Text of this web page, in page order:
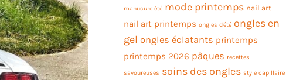
manucure été mode printemps nail art
nail art printemps ongles d'été ongles en
gel ongles éclatants printemps
printemps 2026 pâques recettes
savoureuses soins des ongles style capillaire